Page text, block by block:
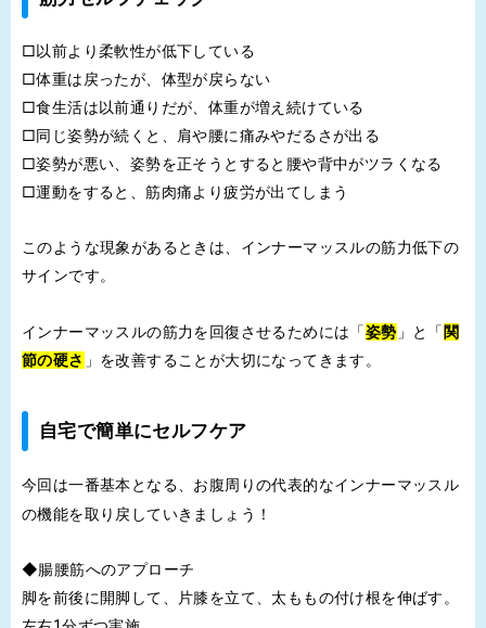
□以前より柔軟性が低下している
□体重は戻ったが、体型が戻らない
□食生活は以前通りだが、体重が増え続けている
□同じ姿勢が続くと、肩や腰に痛みやだるさが出る
□姿勢が悪い、姿勢を正そうとすると腰や背中がツラくなる
□運動をすると、筋肉痛より疲労が出てしまう
このような現象があるときは、インナーマッスルの筋力低下の
サインです。
インナーマッスルの筋力を回復させるためには「姿勢 」と「 関
節の硬さ 」を改善することが大切になってきます。
自宅で簡単にセルフケア
今回は一番基本となる、お腹周りの代表的なインナーマッスル
の機能を取り戻していきましょう！
◆腸腰筋へのアプローチ
脚を前後に開脚して、片膝を立て、太ももの付け根を伸ばす。